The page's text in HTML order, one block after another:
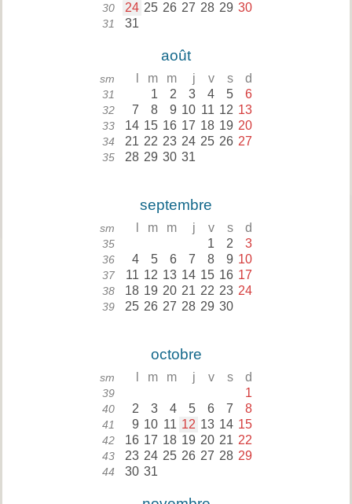
30 24 25 26 27 28 29 30
31 31
août
sm m m j v s d
31 1 2 3 4 5 6
32 7 8 9 10 11 12 13
33 14 15 16 17 18 19 20
34 21 22 23 24 25 26 27
35 28 29 30 31
septembre
sm m m j v s d
35 1 2 3
36 4 5 6 7 8 9 10
37 11 12 13 14 15 16 17
38 18 19 20 21 22 23 24
39 25 26 27 28 29 30
octobre
sm m m j v s d
39 1
40 2 3 4 5 6 7 8
41 9 10 11 12 13 14 15
42 16 17 18 19 20 21 22
43 23 24 25 26 27 28 29
44 30 31